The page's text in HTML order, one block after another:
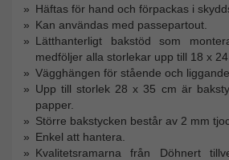
Häftas för hand och förpackas i
Kan användas med passepartout.
Lätthanterligt bakstöd som
medföljer alla storlekar upp till 18 x 24
Vägghängen för stående och
Upp till storlek 28 x 35 cm är
papper.
Större bakstycken består av 2 mm
Enkel att hantera.
Kvalitetsramarna från Döhnert